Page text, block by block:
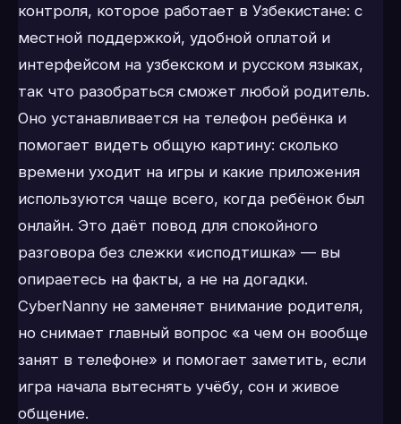
контроля, которое работает в Узбекистане: с
местной поддержкой, удобной оплатой и
интерфейсом на узбекском и русском языках,
так что разобраться сможет любой родитель.
Оно устанавливается на телефон ребёнка и
помогает видеть общую картину: сколько
времени уходит на игры и какие приложения
используются чаще всего, когда ребёнок был
онлайн. Это даёт повод для спокойного
разговора без слежки «исподтишка» — вы
опираетесь на факты, а не на догадки.
CyberNanny не заменяет внимание родителя,
но снимает главный вопрос «а чем он вообще
занят в телефоне» и помогает заметить, если
игра начала вытеснять учёбу, сон и живое
общение.